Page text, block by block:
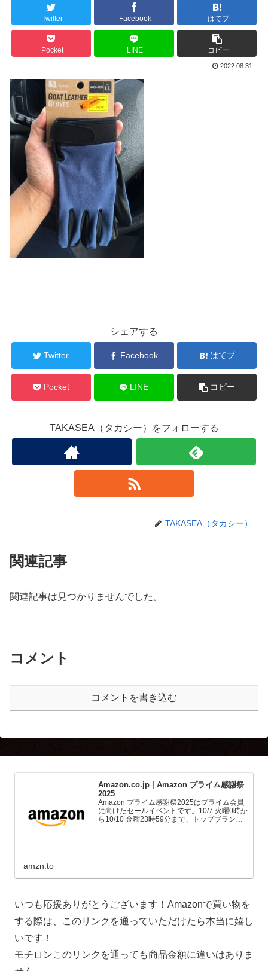
Twitter Facebook はてブ
Pocket LINE コピー
2022.08.31
シェアする
Twitter Facebook はてブ
Pocket LINE コピー
TAKASEA（タカシー）をフォローする
TAKASEA（タカシー）
関連記事
関連記事は見つかりませんでした。
コメント
コメントを書き込む
Amazon.co.jp | Amazon プライム感謝祭
2025
Amazon プライム感謝祭2025はプライム会員
に向けたセールイベントです。10/7 火曜0時か
ら10/10 金曜23時59分まで、トップブランド
amzn.to
いつも応援ありがとうございます！Amazonで買い物を
する際は、このリンクを通っていただけたら本当に嬉し
いです！
モチロンこのリンクを通っても商品金額に違いはありま